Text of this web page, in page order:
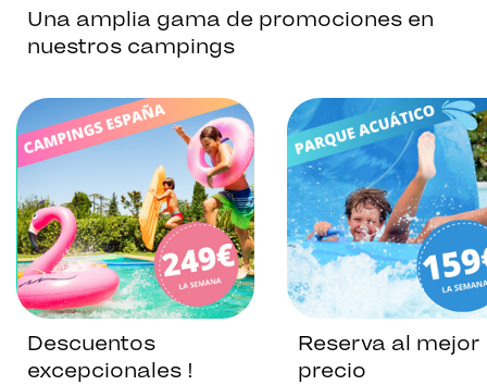
Una amplia gama de promociones en
nuestros campings
Descuentos
excepcionales !
Reserva al mejor
precio